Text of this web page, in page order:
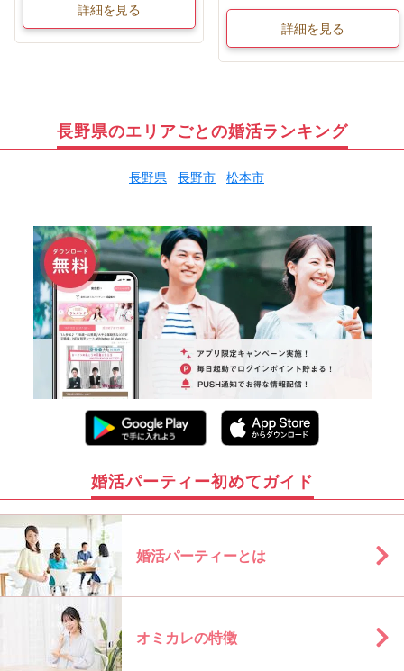
詳細を見る
詳細を見る
長野県のエリアごとの婚活ランキング
長野県 長野市 松本市
婚活パーティー初めてガイド
婚活パーティーとは
オミカレの特徴